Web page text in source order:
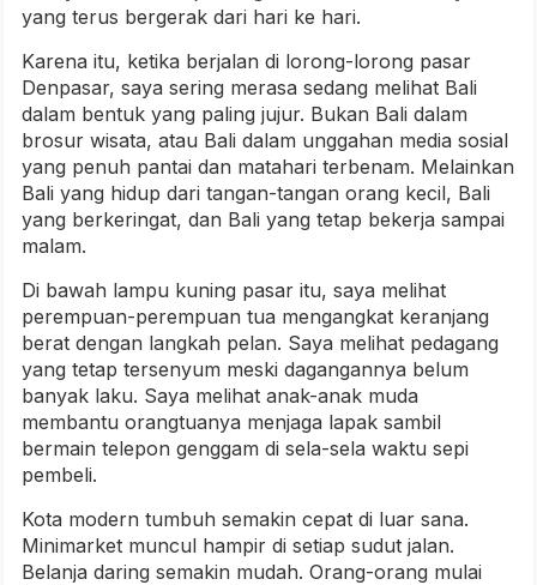
yang terus bergerak dari hari ke hari.
Karena itu, ketika berjalan di lorong-lorong pasar
Denpasar, saya sering merasa sedang melihat Bali
dalam bentuk yang paling jujur. Bukan Bali dalam
brosur wisata, atau Bali dalam unggahan media sosial
yang penuh pantai dan matahari terbenam. Melainkan
Bali yang hidup dari tangan-tangan orang kecil, Bali
yang berkeringat, dan Bali yang tetap bekerja sampai
malam.
Di bawah lampu kuning pasar itu, saya melihat
perempuan-perempuan tua mengangkat keranjang
berat dengan langkah pelan. Saya melihat pedagang
yang tetap tersenyum meski dagangannya belum
banyak laku. Saya melihat anak-anak muda
membantu orangtuanya menjaga lapak sambil
bermain telepon genggam di sela-sela waktu sepi
pembeli.
Kota modern tumbuh semakin cepat di luar sana.
Minimarket muncul hampir di setiap sudut jalan.
Belanja daring semakin mudah. Orang-orang mulai